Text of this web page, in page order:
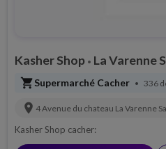
Kasher Shop • La Varenne
shopping_cartSupermarché Cacher • 336
location_on 4 Avenue du chateau La Varenne
Kasher Shop cacher: